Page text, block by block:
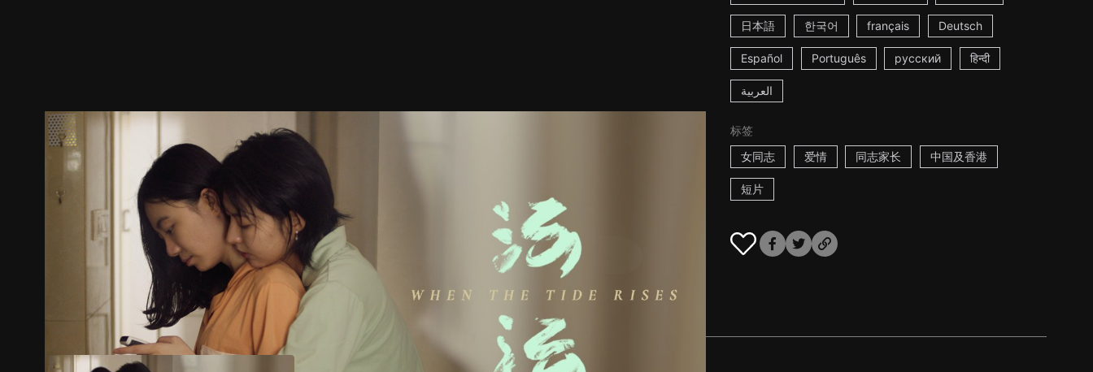
日本語 한국어 français Deutsch
Español Português русский हिन्दी
العربية
标签
女同志
爱情 同志家长 中国及香港
短片
剧照 推荐影片 剧情介绍